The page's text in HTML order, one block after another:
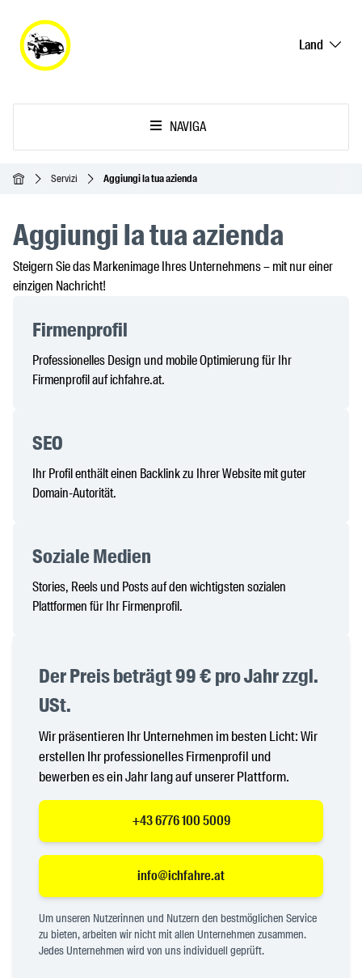
Land
NAVIGA
Home Servizi Aggiungi la tua azienda
Aggiungi la tua azienda
Steigern Sie das Markenimage Ihres Unternehmens – mit nur einer
einzigen Nachricht!
Firmenprofil
Professionelles Design und mobile Optimierung für Ihr
Firmenprofil auf ichfahre.at.
SEO
Ihr Profil enthält einen Backlink zu Ihrer Website mit guter
Domain-Autorität.
Soziale Medien
Stories, Reels und Posts auf den wichtigsten sozialen
Plattformen für Ihr Firmenprofil.
Der Preis beträgt 99 € pro Jahr zzgl.
USt.
Wir präsentieren Ihr Unternehmen im besten Licht: Wir
erstellen Ihr professionelles Firmenprofil und
bewerben es ein Jahr lang auf unserer Plattform.
+43 6776 100 5009
info@ichfahre.at
Um unseren Nutzerinnen und Nutzern den bestmöglichen Service
zu bieten, arbeiten wir nicht mit allen Unternehmen zusammen.
Jedes Unternehmen wird von uns individuell geprüft.